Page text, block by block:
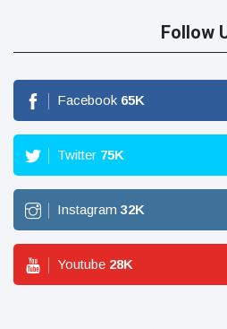
Follow
Facebook 65K
Twitter 75K
Instagram 32K
Youtube 28K